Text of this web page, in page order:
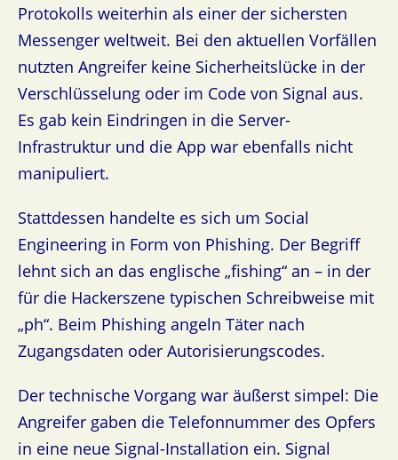
Protokolls weiterhin als einer der sichersten
Messenger weltweit. Bei den aktuellen Vorfällen
nutzten Angreifer keine Sicherheitslücke in der
Verschlüsselung oder im Code von Signal aus.
Es gab kein Eindringen in die Server-
Infrastruktur und die App war ebenfalls nicht
manipuliert.
Stattdessen handelte es sich um Social
Engineering in Form von Phishing. Der Begriff
lehnt sich an das englische „fishing“ an – in der
für die Hackerszene typischen Schreibweise mit
„ph“. Beim Phishing angeln Täter nach
Zugangsdaten oder Autorisierungscodes.
Der technische Vorgang war äußerst simpel: Die
Angreifer gaben die Telefonnummer des Opfers
in eine neue Signal-Installation ein. Signal